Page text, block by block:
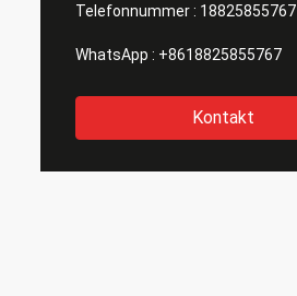
Telefonnummer : 18825855767
WhatsApp : +8618825855767
Kontakt